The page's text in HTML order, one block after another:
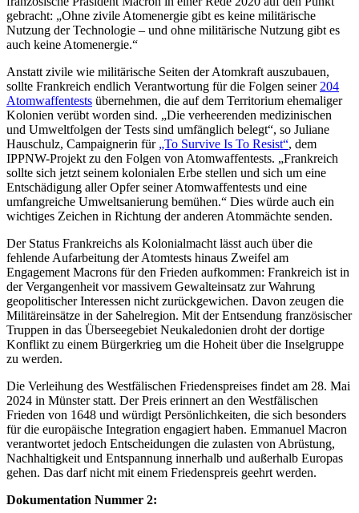
gebracht: „Ohne zivile Atomenergie gibt es keine militärische
Nutzung der Technologie – und ohne militärische Nutzung gibt es
auch keine Atomenergie.“
Anstatt zivile wie militärische Seiten der Atomkraft auszubauen,
sollte Frankreich endlich Verantwortung für die Folgen seiner 204
Atomwaffentests übernehmen, die auf dem Territorium ehemaliger
Kolonien verübt worden sind. „Die verheerenden medizinischen
und Umweltfolgen der Tests sind umfänglich belegt“, so Juliane
Hauschulz, Campaignerin für „To Survive Is To Resist“, dem
IPPNW-Projekt zu den Folgen von Atomwaffentests. „Frankreich
sollte sich jetzt seinem kolonialen Erbe stellen und sich um eine
Entschädigung aller Opfer seiner Atomwaffentests und eine
umfangreiche Umweltsanierung bemühen.“ Dies würde auch ein
wichtiges Zeichen in Richtung der anderen Atommächte senden.
Der Status Frankreichs als Kolonialmacht lässt auch über die
fehlende Aufarbeitung der Atomtests hinaus Zweifel am
Engagement Macrons für den Frieden aufkommen: Frankreich ist in
der Vergangenheit vor massivem Gewalteinsatz zur Wahrung
geopolitischer Interessen nicht zurückgewichen. Davon zeugen die
Militäreinsätze in der Sahelregion. Mit der Entsendung französischer
Truppen in das Überseegebiet Neukaledonien droht der dortige
Konflikt zu einem Bürgerkrieg um die Hoheit über die Inselgruppe
zu werden.
Die Verleihung des Westfälischen Friedenspreises findet am 28. Mai
2024 in Münster statt. Der Preis erinnert an den Westfälischen
Frieden von 1648 und würdigt Persönlichkeiten, die sich besonders
für die europäische Integration engagiert haben. Emmanuel Macron
verantwortet jedoch Entscheidungen die zulasten von Abrüstung,
Nachhaltigkeit und Entspannung innerhalb und außerhalb Europas
gehen. Das darf nicht mit einem Friedenspreis geehrt werden.
Dokumentation Nummer 2: